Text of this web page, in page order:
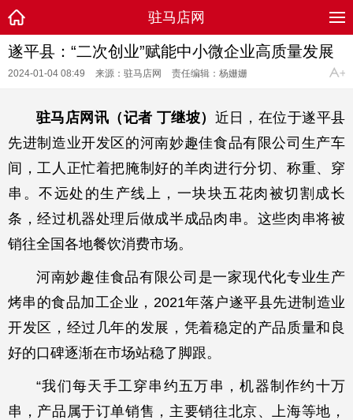
驻马店网
遂平县：“二次创业”赋能中小微企业高质量发展
2024-01-04 08:49 来源：驻马店网 责任编辑：杨姗姗
驻马店网讯（记者 丁继坡） 近日，在位于遂平县
先进制造业开发区的河南妙趣佳食品有限公司生产车
间，工人正忙着把腌制好的羊肉进行分切、称重、穿
串。不远处的生产线上，一块块五花肉被切割成长
条，经过机器处理后做成半成品肉串。这些肉串将被
销往全国各地餐饮消费市场。
河南妙趣佳食品有限公司是一家现代化专业生产
烤串的食品加工企业，2021年落户遂平县先进制造业
开发区，经过几年的发展，凭着稳定的产品质量和良
好的口碑逐渐在市场站稳了脚跟。
“我们每天手工穿串约五万串，机器制作约十万
串，产品属于订单销售，主要销往北京、上海等地，